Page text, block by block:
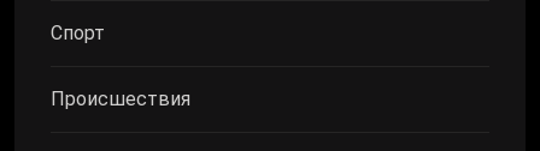
Спорт
Происшествия